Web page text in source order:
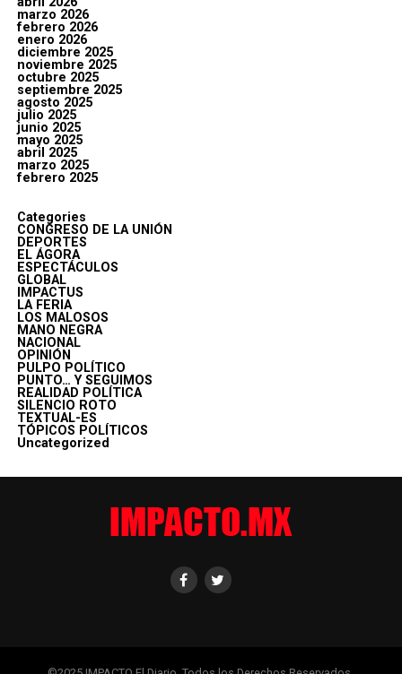
marzo 2026
febrero 2026
enero 2026
diciembre 2025
noviembre 2025
octubre 2025
septiembre 2025
agosto 2025
julio 2025
junio 2025
mayo 2025
abril 2025
marzo 2025
febrero 2025
Categories
CONGRESO DE LA UNIÓN
DEPORTES
EL ÁGORA
ESPECTÁCULOS
GLOBAL
IMPACTUS
LA FERIA
LOS MALOSOS
MANO NEGRA
NACIONAL
OPINIÓN
PULPO POLÍTICO
PUNTO… Y SEGUIMOS
REALIDAD POLÍTICA
SILENCIO ROTO
TEXTUAL-ES
TÓPICOS POLÍTICOS
Uncategorized